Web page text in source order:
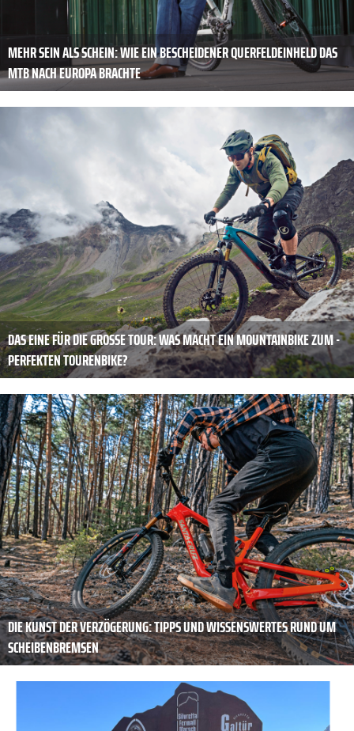
MEHR SEIN ALS SCHEIN: WIE EIN BESCHEIDENER QUERFELDEINHELD DAS
MTB NACH EUROPA BRACHTE
DAS EINE FÜR DIE ­GROSSE TOUR: WAS MACHT EIN MOUNTAINBIKE ZUM ­P
ERFEKTEN TOURENBIKE?
DIE KUNST DER ­VERZÖGERUNG: TIPPS UND WISSENSWERTES RUND UM
SCHEIBENBREMSEN